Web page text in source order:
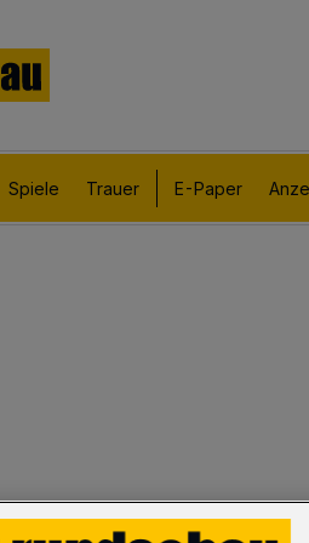
Spiele Trauer E-Paper